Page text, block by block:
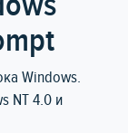
Windows.
NT 4.0 и